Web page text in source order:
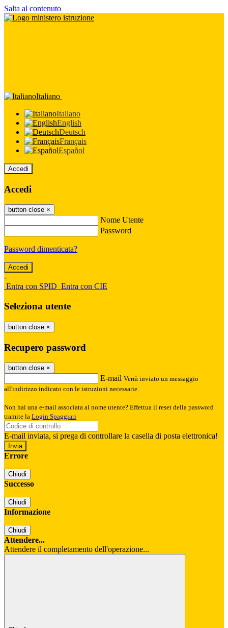
Salta al contenuto
Italiano
Italiano
English
Deutsch
Français
Español
Accedi
Accedi
button close ×
Nome Utente
Password
Password dimenticata?
-
Entra con SPID Entra con CIE
Seleziona utente
button close ×
Recupero password
button close ×
E-mail Verrà inviato un messaggio
all'indirizzo indicato con le istruzioni necessarie.
Non hai una e-mail associata al nome utente? Effettua il reset della password
tramite la Login Spaggiari
E-mail inviata, si prega di controllare la casella di posta elettronica!
Errore
Chiudi
Successo
Chiudi
Informazione
Chiudi
Attendere...
Attendere il completamento dell'operazione...